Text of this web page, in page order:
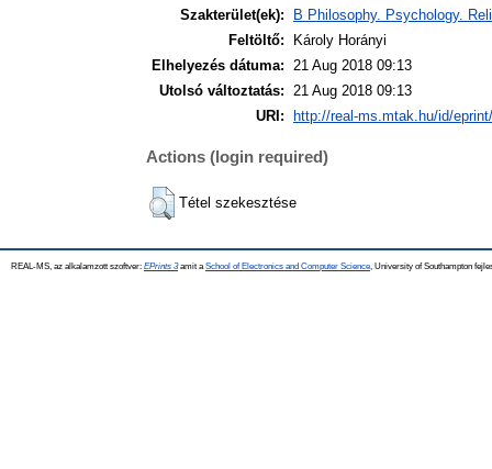
Szakterület(ek):
B Philosophy. Psychology.
Feltöltő:
Károly Horányi
Elhelyezés dátuma: 21 Aug 2018 09:13
Utolsó változtatás: 21 Aug 2018 09:13
URI:
http://real-ms.mtak.hu/id/
Actions (login required)
Tétel szekesztése
REAL-MS, az alkalamzott szoftver: EPrints 3amit a School of Electronics and Computer Science , University of Southampton